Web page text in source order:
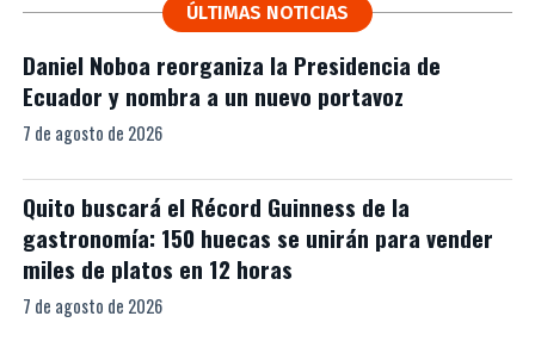
ÚLTIMAS NOTICIAS
Daniel Noboa reorganiza la Presidencia de
Ecuador y nombra a un nuevo portavoz
7 de agosto de 2026
Quito buscará el Récord Guinness de la
gastronomía: 150 huecas se unirán para vender
miles de platos en 12 horas
7 de agosto de 2026